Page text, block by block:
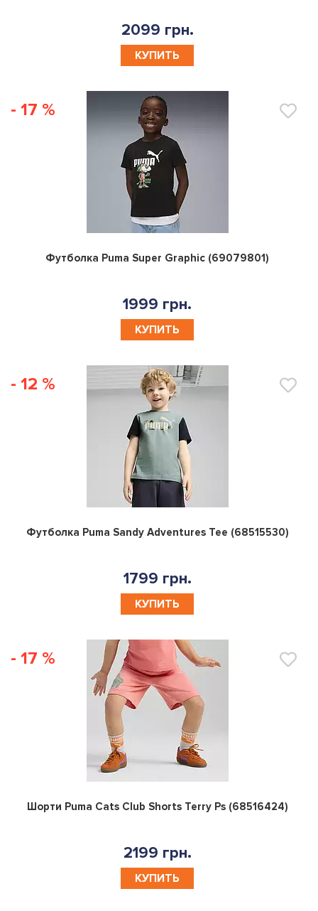
2099 грн.
КУПИТЬ
- 17 %
0
Футболка Puma Super Graphic (69079801)
1999 грн.
КУПИТЬ
- 12 %
0
Футболка Puma Sandy Adventures Tee (68515530)
1799 грн.
КУПИТЬ
- 17 %
0
Шорти Puma Cats Club Shorts Terry Ps (68516424)
2199 грн.
КУПИТЬ